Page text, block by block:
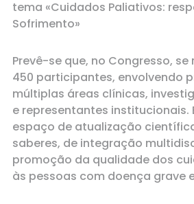
tema «Cuidados Paliativos:
Sofrimento»
Prevê-se que, no Congresso,
450 participantes, envolvendo
múltiplas áreas clínicas,
e representantes institucionais.
espaço de atualização
saberes, de integração
promoção da qualidade dos
às pessoas com doença grave